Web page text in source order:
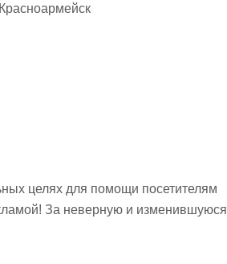
целях для помощи посетителям
За неверную и изменившуюся